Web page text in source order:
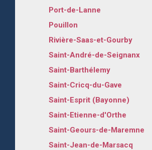
Port-de-Lanne
Pouillon
Rivière-Saas-et-Gourby
Saint-André-de-Seignanx
Saint-Barthélemy
Saint-Cricq-du-Gave
Saint-Esprit (Bayonne)
Saint-Etienne-d'Orthe
Saint-Geours-de-Maremne
Saint-Jean-de-Marsacq